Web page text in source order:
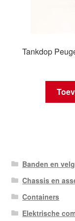
Tankdop
Banden en
Chassis en
Containers
Elektrische